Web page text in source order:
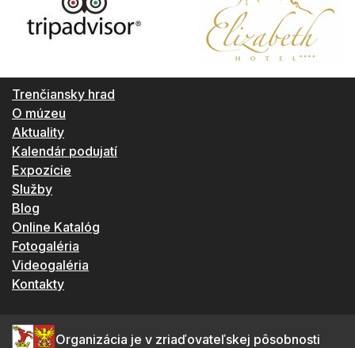
Trenčiansky hrad
O múzeu
Aktuality
Kalendár podujatí
Expozície
Služby
Blog
Online Katalóg
Fotogaléria
Videogaléria
Kontakty
Organizácia je v zriaďovateľskej pôsobnosti